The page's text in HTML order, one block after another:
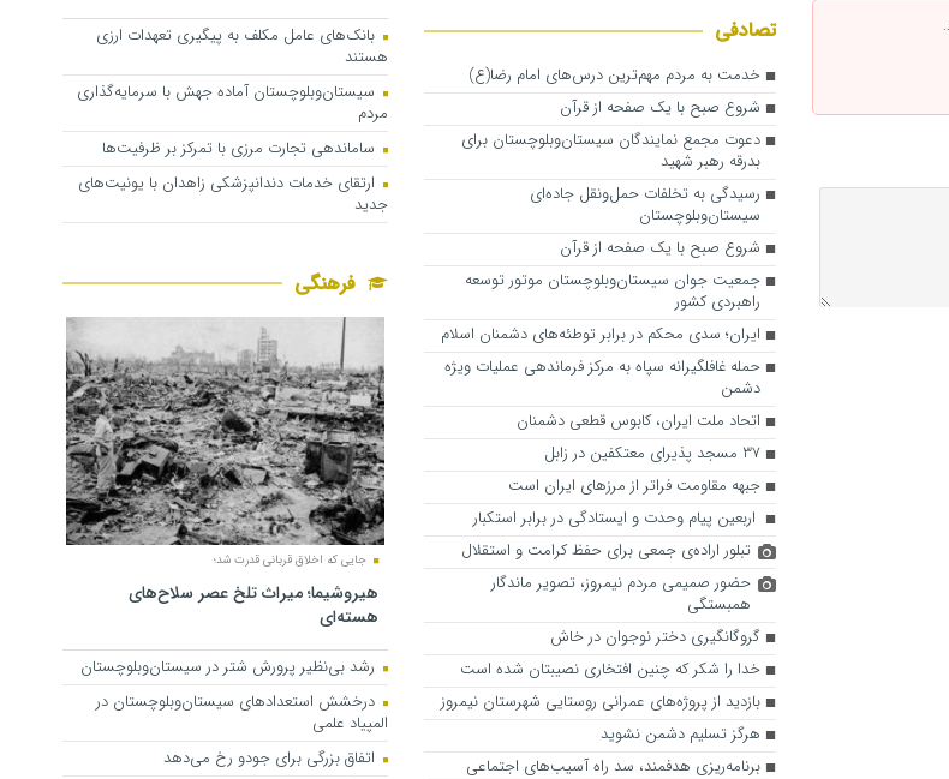
تصادفی
خدمت به مردم مهم‌ترین درس‌های امام رضا(ع)
شروع صبح با یک صفحه از قرآن
دعوت مجمع نمایندگان سیستان‌وبلوچستان برای
بدرقه رهبر شهید
رسیدگی به تخلفات حمل‌ونقل جاده‌ای
سیستان‌وبلوچستان
شروع صبح با یک صفحه از قرآن
جمعیت جوان سیستان‌وبلوچستان موتور توسعه
راهبردی کشور
ایران؛ سدی محکم در برابر توطئه‌های دشمنان اسلام
حمله غافلگیرانه سپاه به مرکز فرماندهی عملیات ویژه
دشمن
اتحاد ملت ایران، کابوس قطعی دشمنان
۳۷ مسجد پذیرای معتکفین در زابل
جبهه مقاومت فراتر از مرزهای ایران است
اربعین پیام وحدت و ایستادگی در برابر استکبار
تبلور اراده‌ی جمعی برای حفظ کرامت و استقلال
حضور صمیمی مردم نیمروز، تصویر ماندگار
همبستگی
گروگانگیری دختر نوجوان در خاش
خدا را شکر که چنین افتخاری نصیبتان شده است
بازدید از پروژه‌های عمرانی روستایی شهرستان نیمروز
هرگز تسلیم دشمن نشوید
برنامه‌ریزی هدفمند، سد راه آسیب‌های اجتماعی
بانک‌های عامل مکلف به پیگیری تعهدات ارزی
هستند
سیستان‌وبلوچستان آماده جهش با سرمایه‌گذاری
مردم
ساماندهی تجارت مرزی با تمرکز بر ظرفیت‌ها
ارتقای خدمات دندانپزشکی زاهدان با یونیت‌های
جدید
فرهنگی
جایی که اخلاق قربانی قدرت شد؛
هیروشیما؛ میراث تلخ عصر سلاح‌های
هسته‌ای
رشد بی‌نظیر پرورش شتر در سیستان‌وبلوچستان
درخشش استعدادهای سیستان‌وبلوچستان در
المپیاد علمی
اتفاق بزرگی برای جودو رخ می‌دهد